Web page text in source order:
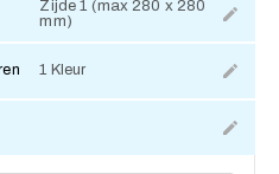
Zijde 1 (max 280 x 280
mm)
1 Kleur